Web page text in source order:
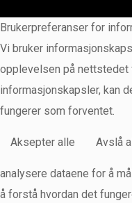
Brukerpreferanser for
Vi bruker
opplevelsen på nettstedet
informasjonskapsler, kan
fungerer som forventet.
Aksepter alle Avslå
analysere dataene for å
å forstå hvordan det